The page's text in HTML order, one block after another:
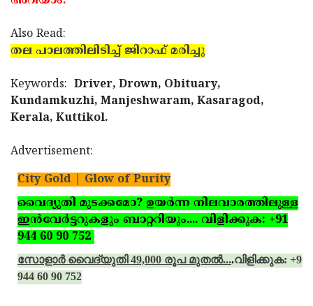
Also Read:
തല പാലത്തിലിടിച്ച് ജിറാഫ് മരിച്ചു
Keywords: Driver, Drown, Obituary,
Kundamkuzhi, Manjeshwaram, Kasaragod,
Kerala, Kuttikol.
Advertisement:
City Gold | Glow of Purity
വൈദ്യുതി മുടക്കമോ? ഉയര്‍ന്ന നിലവാരത്തിലുള്ള
ഇന്‍വേര്‍ട്ടറുകളും ബാറ്ററിയും.... വിളിക്കുക: +91
944 60 90 752
സോളാര്‍ വൈദ്യുതി 49,000 രൂപ മുതല്‍....വിളിക്കുക: +91
944 60 90 752